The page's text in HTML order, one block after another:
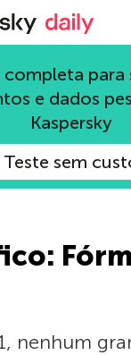
Blog oficial da
para
e dados
Kaspersky
Teste sem
nenhum